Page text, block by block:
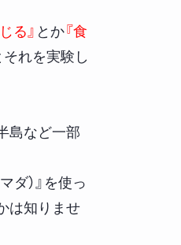
る』 とか『食
れを実験し
島など一部
ダ）』を使っ
は知りませ